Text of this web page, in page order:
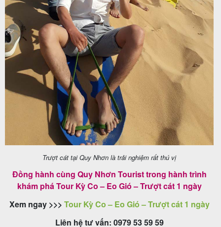
Trượt cát tại Quy Nhơn là trải nghiệm rất thú vị
Đồng hành cùng Quy Nhơn Tourist trong hành trình
khám phá Tour Kỳ Co – Eo Gió – Trượt cát 1 ngày
Xem ngay >>> Tour Kỳ Co – Eo Gió – Trượt cát 1 ngày
Liên hệ tư vấn: 0979 53 59 59